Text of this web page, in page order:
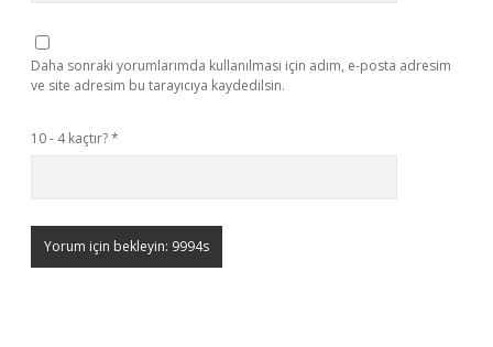
Daha sonraki yorumlarımda kullanılması için adım, e-posta adresim
ve site adresim bu tarayıcıya kaydedilsin.
10 - 4 kaçtır?*